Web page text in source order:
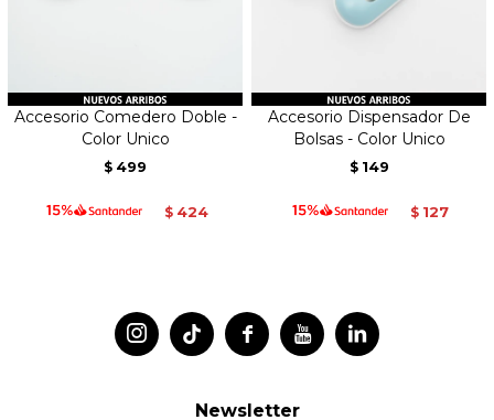
Accesorio Comedero Doble -
Color Unico
$ 499
$ 424
Accesorio Dispensador De
Bolsas - Color Unico
$ 149
$ 127
 
 
Newsletter